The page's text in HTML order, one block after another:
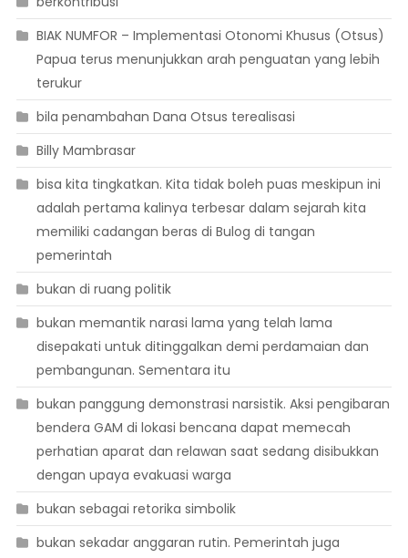
BIAK NUMFOR – Implementasi Otonomi Khusus (Otsus)
Papua terus menunjukkan arah penguatan yang lebih
terukur
bila penambahan Dana Otsus terealisasi
Billy Mambrasar
bisa kita tingkatkan. Kita tidak boleh puas meskipun ini
adalah pertama kalinya terbesar dalam sejarah kita
memiliki cadangan beras di Bulog di tangan
pemerintah
bukan di ruang politik
bukan memantik narasi lama yang telah lama
disepakati untuk ditinggalkan demi perdamaian dan
pembangunan. Sementara itu
bukan panggung demonstrasi narsistik. Aksi pengibaran
bendera GAM di lokasi bencana dapat memecah
perhatian aparat dan relawan saat sedang disibukkan
dengan upaya evakuasi warga
bukan sebagai retorika simbolik
bukan sekadar anggaran rutin. Pemerintah juga